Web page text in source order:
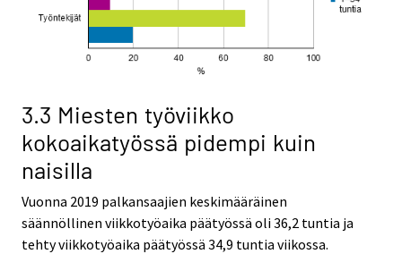
3.3 Miesten työviikko
kokoaikatyössä pidempi kuin
naisilla
Vuonna 2019 palkansaajien keskimääräinen
säännöllinen viikkotyöaika päätyössä oli 36,2 tuntia ja
tehty viikkotyöaika päätyössä 34,9 tuntia viikossa.